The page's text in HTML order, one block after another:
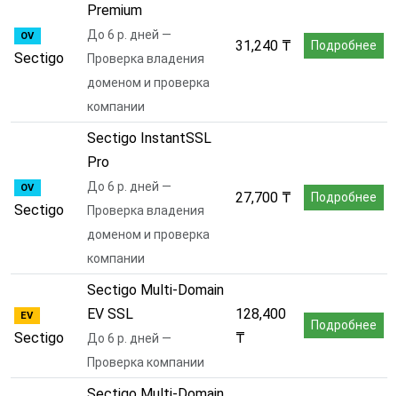
OV
Sectigo
Premium
До 6 р. дней —
Проверка владения
доменом и проверка
компании
31,240 ₸ Подробнее
OV
Sectigo
Sectigo InstantSSL
Pro
До 6 р. дней —
Проверка владения
доменом и проверка
компании
27,700 ₸ Подробнее
EV
Sectigo
Sectigo Multi-Domain
EV SSL
До 6 р. дней —
Проверка компании
128,400
₸
Подробнее